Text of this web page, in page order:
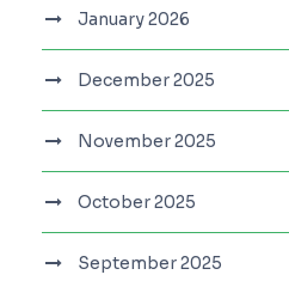
January 2026
December 2025
November 2025
October 2025
September 2025